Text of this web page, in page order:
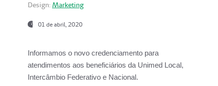
Design: Marketing
01 de abril, 2020
Informamos o novo credenciamento para
atendimentos aos beneficiários da Unimed Local,
Intercâmbio Federativo e Nacional.